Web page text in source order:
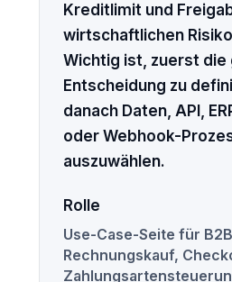
Kreditlimit und
wirtschaftlichen
Wichtig ist, zuerst die
Entscheidung zu
danach Daten, API,
oder Webhook-
auszuwählen.
Rolle
Use-Case-Seite für
Rechnungskauf,